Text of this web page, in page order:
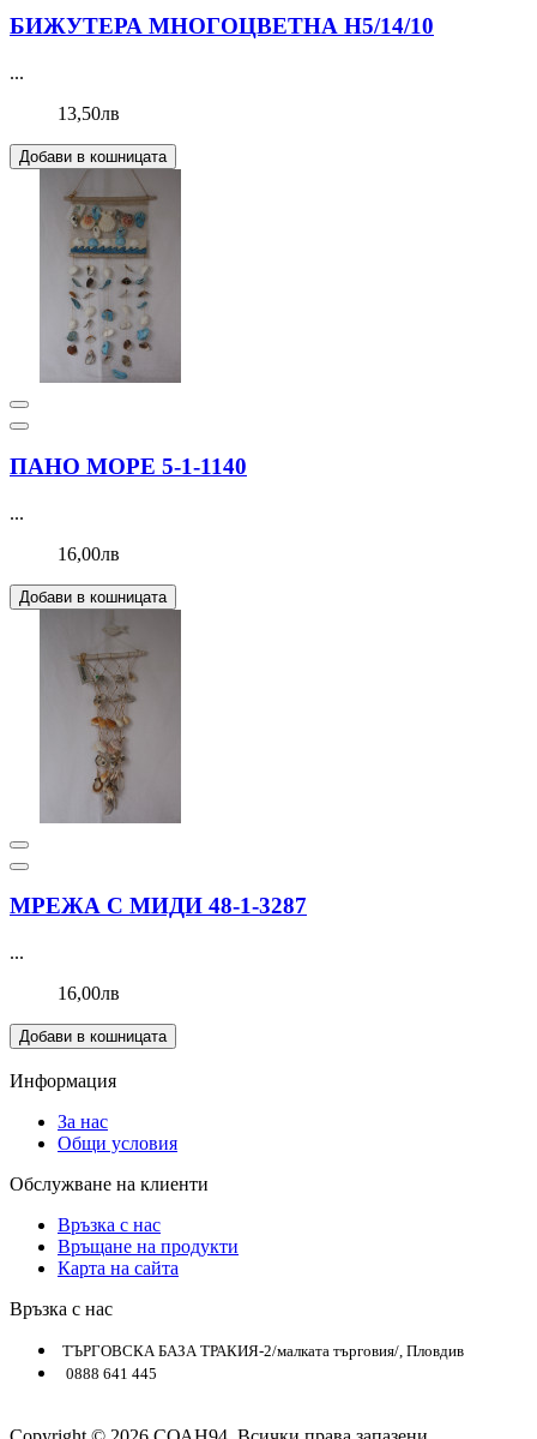
БИЖУТЕРА МНОГОЦВЕТНА Н5/14/10
...
13,50лв
Добави в кошницата
ПАНО МОРЕ 5-1-1140
...
16,00лв
Добави в кошницата
МРЕЖА С МИДИ 48-1-3287
...
16,00лв
Добави в кошницата
Информация
За нас
Общи условия
Обслужване на клиенти
Връзка с нас
Връщане на продукти
Карта на сайта
Връзка с нас
ТЪРГОВСКА БАЗА ТРАКИЯ-2/малката търговия/, Пловдив
0888 641 445